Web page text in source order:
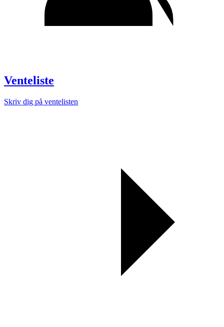
Venteliste
Skriv dig på ventelisten